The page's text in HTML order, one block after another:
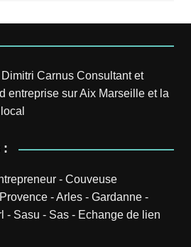
Dimitri CarnusConsultant et
entreprise sur Aix Marseille et la
:
- Couveuse
-Arles- Gardanne-
- Sasu - Sas- Echange de lien